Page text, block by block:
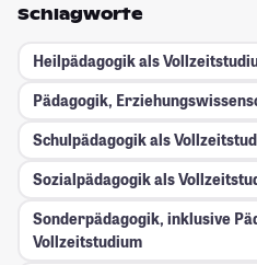
Schlagworte
Heilpädagogik als
Pädagogik,
Schulpädagogik als
Sozialpädagogik als
Sonderpädagogik, inklusive
Vollzeitstudium